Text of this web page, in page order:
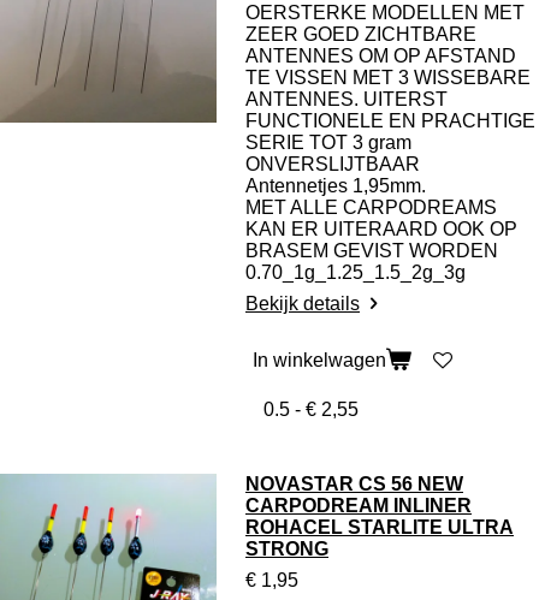
OERSTERKE MODELLEN MET
ZEER GOED ZICHTBARE
ANTENNES OM OP AFSTAND
TE VISSEN MET 3 WISSEBARE
ANTENNES. UITERST
FUNCTIONELE EN PRACHTIGE
SERIE TOT 3 gram
ONVERSLIJTBAAR
Antennetjes 1,95mm.
MET ALLE CARPODREAMS
KAN ER UITERAARD OOK OP
BRASEM GEVIST WORDEN
0.70_1g_1.25_1.5_2g_3g
Bekijk details
In winkelwagen
NOVASTAR CS 56 NEW
CARPODREAM INLINER
ROHACEL STARLITE ULTRA
STRONG
€ 1,95